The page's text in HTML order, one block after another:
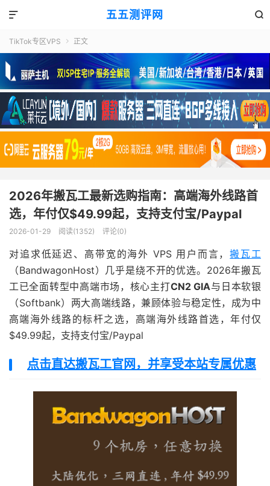
五五测评网 

TikTok专区VPS  正文
2026年搬瓦工最新选购指南：高端海外线路首
选，年付仅$49.99起，支持支付宝/Paypal
2026-01-29 阅读(1352) 评论(0)
对追求低延迟、高带宽的海外 VPS 用户而言，搬瓦工
（BandwagonHost）几乎是绕不开的优选。2026年搬瓦
工已全面转型中高端市场，核心主打CN2 GIA与日本软银
（Softbank）两大高端线路，兼顾体验与稳定性，成为中
高端海外线路的标杆之选，高端海外线路首选，年付仅
$49.99起，支持支付宝/Paypal
点击直达搬瓦工官网，并享受本站专属优惠